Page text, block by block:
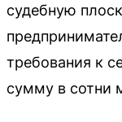
судебную
требования к
сумму в сотни